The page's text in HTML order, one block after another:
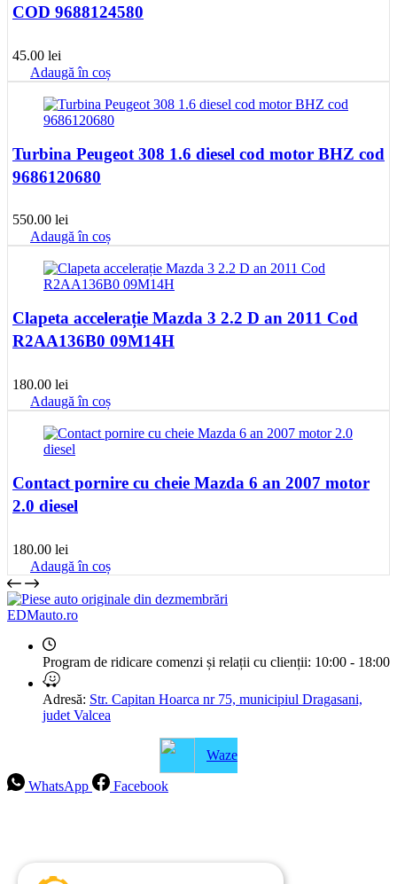
COD 9688124580
45.00 lei
Adaugă în coș
Turbina Peugeot 308 1.6 diesel cod motor BHZ cod
9686120680
550.00 lei
Adaugă în coș
Clapeta accelerație Mazda 3 2.2 D an 2011 Cod
R2AA136B0 09M14H
180.00 lei
Adaugă în coș
Contact pornire cu cheie Mazda 6 an 2007 motor
2.0 diesel
180.00 lei
Adaugă în coș
EDMauto.ro
Program de ridicare comenzi și relații cu clienții: 10:00 - 18:00
Adresă: Str. Capitan Hoarca nr 75, municipiul Dragasani,
judet Valcea
Waze
WhatsApp
Facebook
Politica de ramburs și retur